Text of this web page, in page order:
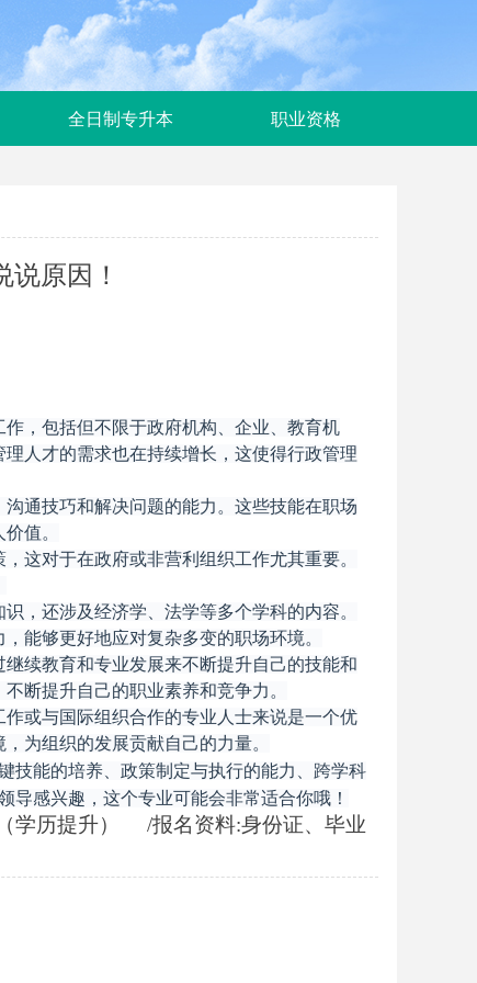
全日制专升本 职业资格
，包括但不限于政府机构、企业、教育机
人才的需求也在持续增长，这使得行政管理
通技巧和解决问题的能力。这些技能在职场
值。
这对于在政府或非营利组织工作尤其重要。
，还涉及经济学、法学等多个学科的内容。
能够更好地应对复杂多变的职场环境。
续教育和专业发展来不断提升自己的技能和
断提升自己的职业素养和竞争力。
或与国际组织合作的专业人士来说是一个优
为组织的发展贡献自己的力量。
技能的培养、政策制定与执行的能力、跨学科
感兴趣，这个专业可能会非常适合你哦！
学历提升） /报名资料:身份证、毕业
原因！